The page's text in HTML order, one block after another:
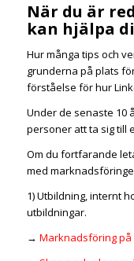
När du är
kan hjälpa
Hur många tips och
grunderna på plats
förståelse för hur
Under de senaste 10
personer att ta sig till
Om du fortfarande
med
1) Utbildning, internt
utbildningar.
→ Marknadsföring på